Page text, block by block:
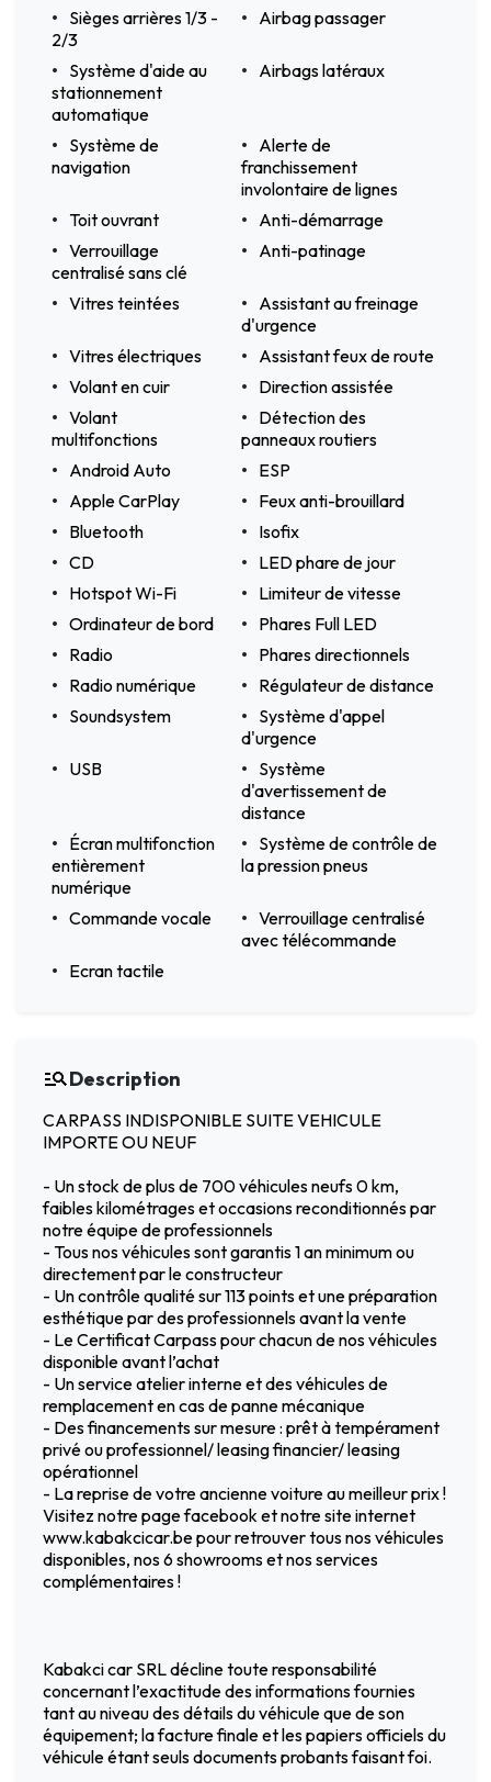
Sièges arrières 1/3 -
2/3
Airbag passager
Système d'aide au
stationnement
automatique
Airbags latéraux
Système de
navigation
Alerte de
franchissement
involontaire de lignes
Toit ouvrant
Anti-démarrage
Verrouillage
centralisé sans clé
Anti-patinage
Vitres teintées
Assistant au freinage
d'urgence
Vitres électriques
Assistant feux de route
Volant en cuir
Direction assistée
Volant
multifonctions
Détection des
panneaux routiers
Android Auto
ESP
Apple CarPlay
Feux anti-brouillard
Bluetooth
Isofix
CD
LED phare de jour
Hotspot Wi-Fi
Limiteur de vitesse
Ordinateur de bord
Phares Full LED
Radio
Phares directionnels
Radio numérique
Régulateur de distance
Soundsystem
Système d'appel
d'urgence
USB
Système
d'avertissement de
distance
Écran multifonction
entièrement
numérique
Système de contrôle de
la pression pneus
Commande vocale
Verrouillage centralisé
avec télécommande
Ecran tactile
Description
CARPASS INDISPONIBLE SUITE VEHICULE
IMPORTE OU NEUF
- Un stock de plus de 700 véhicules neufs 0 km,
faibles kilométrages et occasions reconditionnés par
notre équipe de professionnels
- Tous nos véhicules sont garantis 1 an minimum ou
directement par le constructeur
- Un contrôle qualité sur 113 points et une préparation
esthétique par des professionnels avant la vente
- Le Certificat Carpass pour chacun de nos véhicules
disponible avant l’achat
- Un service atelier interne et des véhicules de
remplacement en cas de panne mécanique
- Des financements sur mesure : prêt à tempérament
privé ou professionnel/ leasing financier/ leasing
opérationnel
- La reprise de votre ancienne voiture au meilleur prix !
Visitez notre page facebook et notre site internet
www.kabakcicar.be pour retrouver tous nos véhicules
disponibles, nos 6 showrooms et nos services
complémentaires !
Kabakci car SRL décline toute responsabilité
concernant l’exactitude des informations fournies
tant au niveau des détails du véhicule que de son
équipement; la facture finale et les papiers officiels du
véhicule étant seuls documents probants faisant foi.